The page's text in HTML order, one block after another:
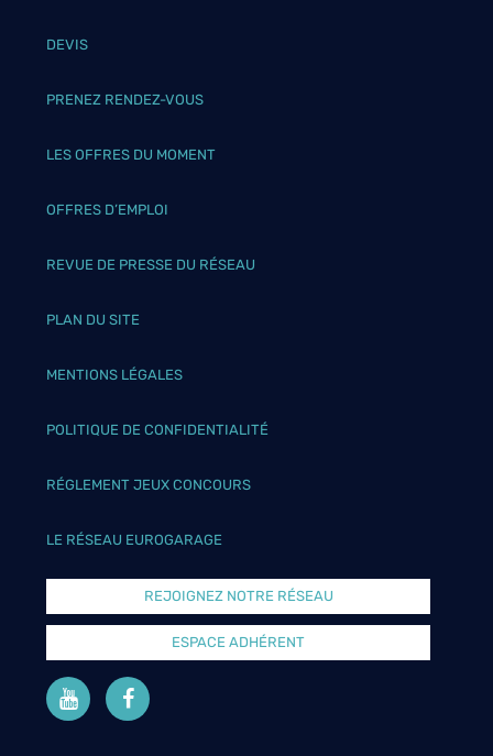
DEVIS
PRENEZ RENDEZ-VOUS
LES OFFRES DU MOMENT
OFFRES D’EMPLOI
REVUE DE PRESSE DU RÉSEAU
PLAN DU SITE
MENTIONS LÉGALES
POLITIQUE DE CONFIDENTIALITÉ
RÉGLEMENT JEUX CONCOURS
LE RÉSEAU EUROGARAGE
REJOIGNEZ NOTRE RÉSEAU
ESPACE ADHÉRENT